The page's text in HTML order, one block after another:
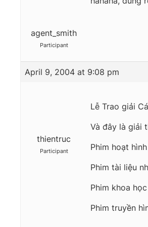
agent_smith
Participant
April 9, 2004 at 9:08 pm
thientruc
Participant
Lễ Trao giải
Và đây là giải
Phim hoạt
Phim tài liệu
Phim khoa
Phim truyền